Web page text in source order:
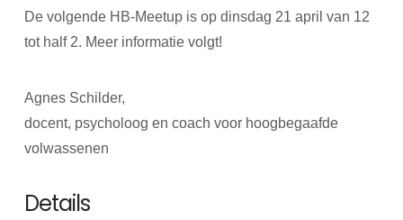
De volgende HB-Meetup is op dinsdag 21 april van 12
tot half 2. Meer informatie volgt!
Agnes Schilder,
docent, psycholoog en coach voor hoogbegaafde
volwassenen
Details